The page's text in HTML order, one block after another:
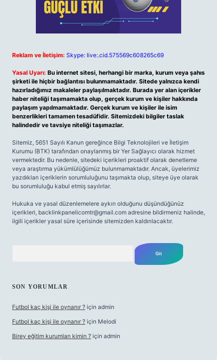
Reklam ve İletişim: Skype: live:.cid.575569c608265c69
Yasal Uyarı: Bu internet sitesi, herhangi bir marka, kurum veya şahıs
şirketi ile hiçbir bağlantısı bulunmamaktadır. Sitede yalnızca kendi
hazırladığımız makaleler paylaşılmaktadır. Burada yer alan içerikler
haber niteliği taşımamakta olup, gerçek kurum ve kişiler hakkında
paylaşım yapılmamaktadır. Gerçek kurum ve kişiler ile isim
benzerlikleri tamamen tesadüfidir. Sitemizdeki bilgiler taslak
halindedir ve tavsiye niteliği taşımazlar.
Sitemiz, 5651 Sayılı Kanun gereğince Bilgi Teknolojileri ve İletişim
Kurumu (BTK) tarafından onaylanmış bir Yer Sağlayıcı olarak hizmet
vermektedir. Bu nedenle, sitedeki içerikleri proaktif olarak denetleme
veya araştırma yükümlülüğümüz bulunmamaktadır. Ancak, üyelerimiz
yazdıkları içeriklerin sorumluluğunu taşımakta olup, siteye üye olarak
bu sorumluluğu kabul etmiş sayılırlar.
Hukuka ve yasal düzenlemelere aykırı olduğunu düşündüğünüz
içerikleri, backlinkpanelicomtr@gmail.com adresine bildirmeniz halinde,
ilgili içerikler yasal süre içerisinde sitemizden kaldırılacaktır.
SON YORUMLAR
Futbol kaç kişi ile oynanır ? için admin
Futbol kaç kişi ile oynanır ? için Melodi
Birey eğitim kurumları kimin ? için admin